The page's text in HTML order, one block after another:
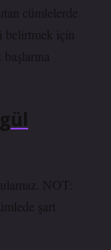
cümlelerde
için
NOT:
şart